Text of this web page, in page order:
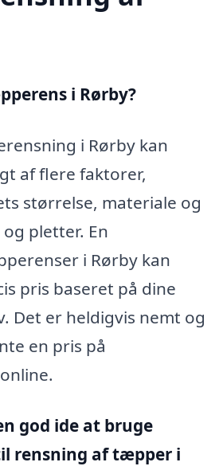
i Rørby?
i Rørby kan
af flere faktorer,
størrelse, materiale og
pletter. En
i Rørby kan
pris baseret på dine
Det er heldigvis nemt og
en pris på
god ide at bruge
rensning af tæpper i